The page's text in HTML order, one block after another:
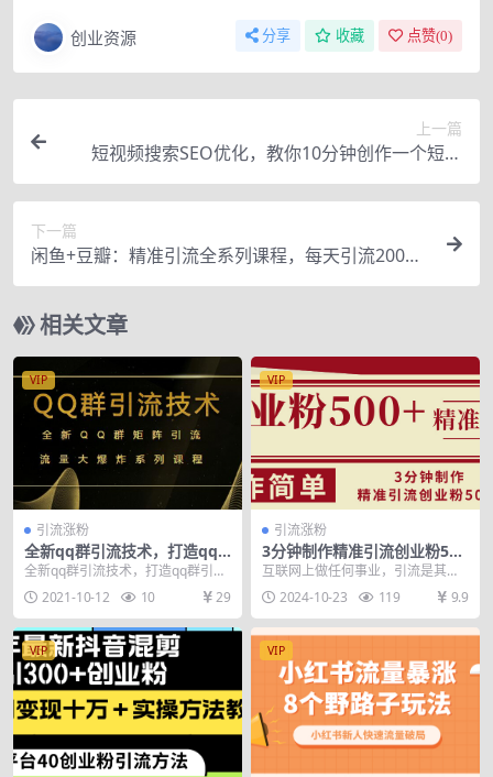
创业资源 分享 收藏 点赞(0)
上一篇
短视频搜索SEO优化，教你10分钟创作一个短视
频，三天排名上第一（价值990元）
下一篇
闲鱼+豆瓣：精准引流全系列课程，每天引流200
+精准粉
相关文章
VIP
引流涨粉
全新qq群引流技术，打造qq
群引流矩阵（共4节视频）
全新qq群引流技术，打造qq群引流
矩阵（共4节视频）
2021-10-12 10 29
VIP
引流涨粉
3分钟制作精准引流创业粉500
+操作简单
互联网上做任何事业，引流是其中
最重要的长期需要做的事。今天我
们重点分享快手引流创...
2024-10-23 119 9.9
VIP VIP